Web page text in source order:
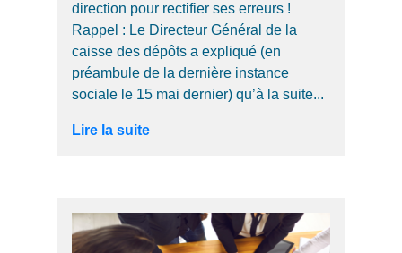
direction pour rectifier ses erreurs !
Rappel : Le Directeur Général de la
caisse des dépôts a expliqué (en
préambule de la dernière instance
sociale le 15 mai dernier) qu’à la suite...
Lire la suite